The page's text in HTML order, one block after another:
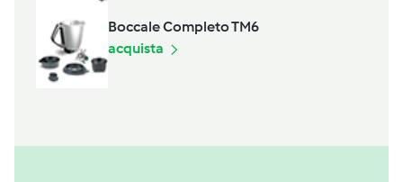
Boccale Completo TM6
acquista